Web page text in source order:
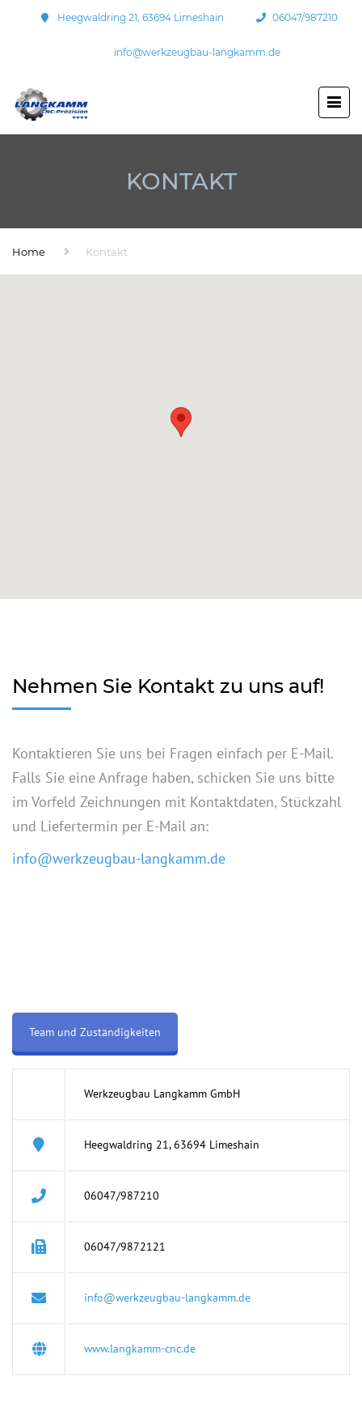
Heegwaldring 21, 63694 Limeshain 06047/987210
info@werkzeugbau-langkamm.de
KONTAKT
Home Kontakt
Nehmen Sie Kontakt zu uns auf!
Kontaktieren Sie uns bei Fragen einfach per E-Mail.
Falls Sie eine Anfrage haben, schicken Sie uns bitte
im Vorfeld Zeichnungen mit Kontaktdaten, Stückzahl
und Liefertermin per E-Mail an:
info@werkzeugbau-langkamm.de
Team und Zuständigkeiten
Werkzeugbau Langkamm GmbH
Heegwaldring 21, 63694 Limeshain
06047/987210
06047/9872121
info@werkzeugbau-langkamm.de
www.langkamm-cnc.de